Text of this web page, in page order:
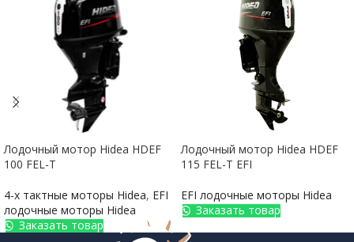
Лодочный мотор Hidea HDEF
100 FEL-T
4-х тактные моторы Hidea, EFI
лодочные моторы Hidea
Заказать товар
Лодочный мотор Hidea HDEF
115 FEL-T EFI
EFI лодочные моторы Hidea
Заказать товар